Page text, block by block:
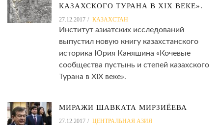
КАЗАХСКОГО ТУРАНА В XIX ВЕКЕ».
27.12.2017 КАЗАХСТАН
Институт азиатских исследований
выпустил новую книгу казахстанского
историка Юрия Каняшина «Кочевые
сообщества пустынь и степей казахского
Турана в XIX веке».
МИРАЖИ ШАВКАТА МИРЗИЁЕВА
27.12.2017 ЦЕНТРАЛЬНАЯ АЗИЯ